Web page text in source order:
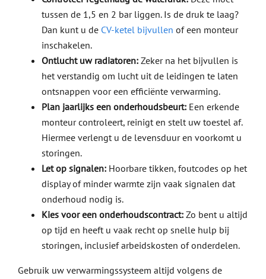
tussen de 1,5 en 2 bar liggen. Is de druk te laag?
Dan kunt u de CV-ketel bijvullen of een monteur
inschakelen.
Ontlucht uw radiatoren:Zeker na het bijvullen is
het verstandig om lucht uit de leidingen te laten
ontsnappen voor een efficiënte verwarming.
Plan jaarlijks een onderhoudsbeurt:Een erkende
monteur controleert, reinigt en stelt uw toestel af.
Hiermee verlengt u de levensduur en voorkomt u
storingen.
Let op signalen:Hoorbare tikken, foutcodes op het
display of minder warmte zijn vaak signalen dat
onderhoud nodig is.
Kies voor een onderhoudscontract:Zo bent u altijd
op tijd en heeft u vaak recht op snelle hulp bij
storingen, inclusief arbeidskosten of onderdelen.
Gebruik uw verwarmingssysteem altijd volgens de